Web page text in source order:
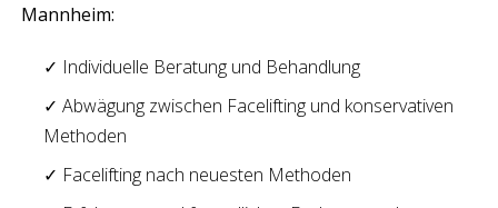
Mannheim:
✓ Individuelle Beratung und Behandlung
✓ Abwägung zwischen Facelifting und konservativen
Methoden
✓ Facelifting nach neuesten Methoden